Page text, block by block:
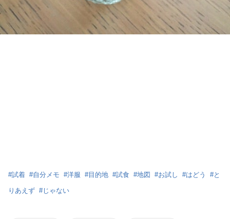
#試着 #自分メモ #洋服 #目的地 #試食 #地図 #お試し #はどう #と
りあえず #じゃない